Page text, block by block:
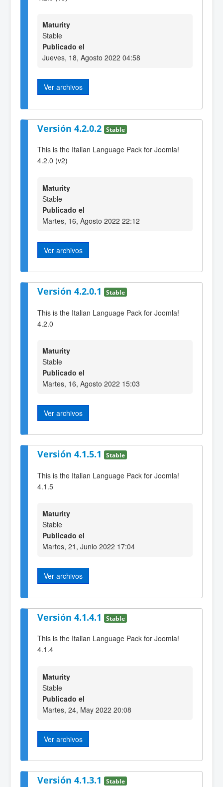
Maturity
Stable
Publicado el
Jueves, 18, Agosto 2022 04:58
Ver archivos
Versión 4.2.0.2 Stable
This is the Italian Language Pack for Joomla!
4.2.0 (v2)
Maturity
Stable
Publicado el
Martes, 16, Agosto 2022 22:12
Ver archivos
Versión 4.2.0.1 Stable
This is the Italian Language Pack for Joomla!
4.2.0
Maturity
Stable
Publicado el
Martes, 16, Agosto 2022 15:03
Ver archivos
Versión 4.1.5.1 Stable
This is the Italian Language Pack for Joomla!
4.1.5
Maturity
Stable
Publicado el
Martes, 21, Junio 2022 17:04
Ver archivos
Versión 4.1.4.1 Stable
This is the Italian Language Pack for Joomla!
4.1.4
Maturity
Stable
Publicado el
Martes, 24, May 2022 20:08
Ver archivos
Versión 4.1.3.1 Stable